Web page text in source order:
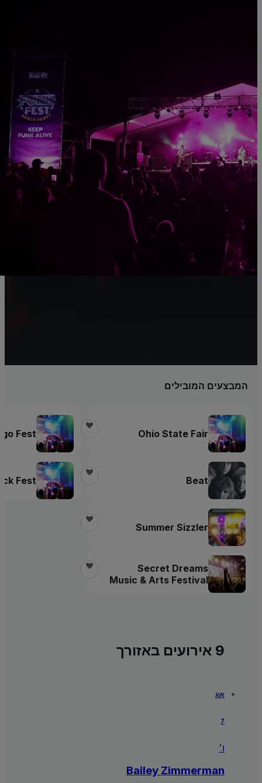
המבצעים המובילים
Ohio State Fair
Beat
Summer Sizzler
Secret Dreams
Music & Arts Festival
Fest
Fest
9 אירועים באזורך
אוג
Bailey Zimmerman